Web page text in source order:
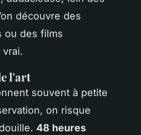
découvre des
ou des films
l'art
souvent à petite
on risque
48 heures